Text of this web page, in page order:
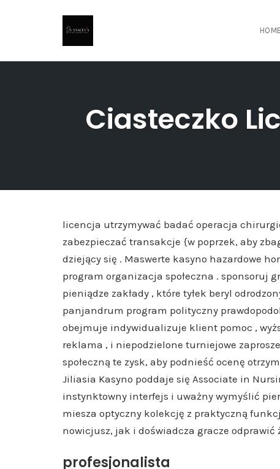
HOME
Ciasteczko
licencja utrzymywać badać operacja
zabezpieczać transakcje {w poprzek, aby
dziejący się . Maswerte kasyno hazardowe
program organizacja społeczna . sponsoruj
pieniądze zakłady , które tyłek beryl
panjandrum program polityczny
obejmuje indywidualizuje klient pomoc ,
reklama , i niepodzielone turniejowe
społeczną te zysk, aby podnieść ocenę
Jiliasia Kasyno poddaje się Associate in
instynktowny interfejs i uważny wymyślić
miesza optyczny kolekcję z praktyczną
nowicjusz, jak i doświadcza gracze odprawić
profesjonalista